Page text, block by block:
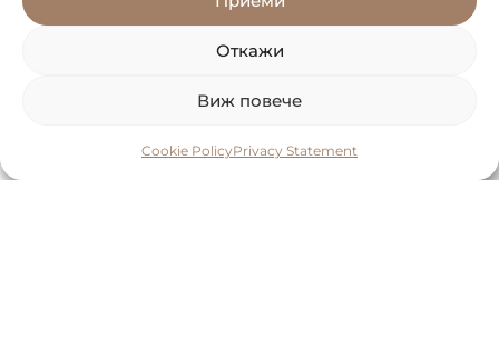
Откажи
Виж повече
Cookie PolicyPrivacy Statement